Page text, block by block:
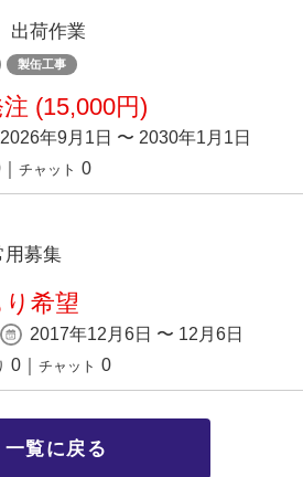
出荷作業
製缶工事
(15,000円)
2026年9月1日 〜 2030年1月1日
チャット 0
用募集
り希望
2017年12月6日 〜 12月6日
0 チャット 0
一覧に戻る